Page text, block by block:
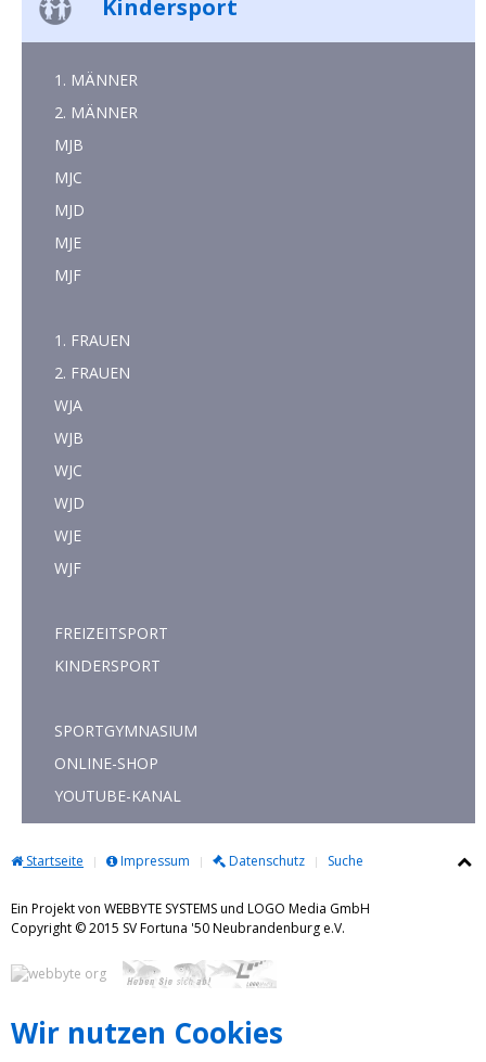
Kindersport
1. MÄNNER
2. MÄNNER
MJB
MJC
MJD
MJE
MJF
1. FRAUEN
2. FRAUEN
WJA
WJB
WJC
WJD
WJE
WJF
FREIZEITSPORT
KINDERSPORT
SPORTGYMNASIUM
ONLINE-SHOP
YOUTUBE-KANAL
Startseite Impressum Datenschutz Suche
Ein Projekt von WEBBYTE SYSTEMS und LOGO Media GmbH
Copyright © 2015 SV Fortuna '50 Neubrandenburg e.V.
Wir nutzen Cookies